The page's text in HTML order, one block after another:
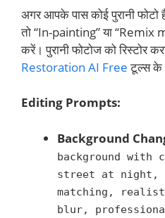
अगर आपके पास कोई पुरानी
तो “In-painting” या “Remix
करें। पुरानी फोटोज को रिस्टोर
Restoration AI Freeटूल्स के
Editing Prompts:
Background
background with
street at night,
matching,
blur,